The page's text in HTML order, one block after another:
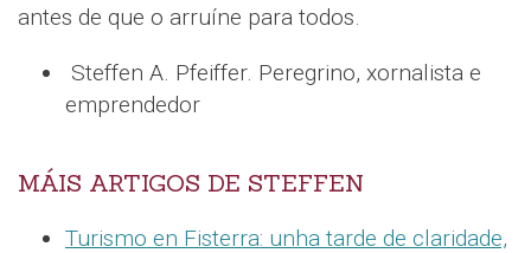
antes de que o arruíne para todos.
Steffen A. Pfeiffer. Peregrino, xornalista e
emprendedor
MÁIS ARTIGOS DE STEFFEN
Turismo en Fisterra: unha tarde de claridade,